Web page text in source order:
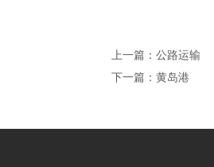
上一篇：公路运输
下一篇：黄岛港